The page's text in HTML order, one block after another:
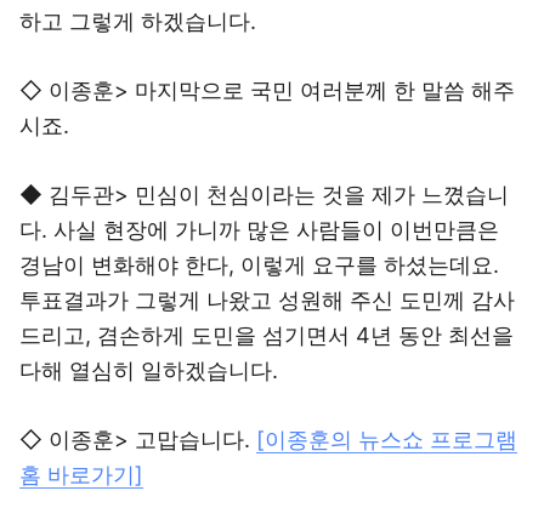
하고 그렇게 하겠습니다.
◇ 이종훈> 마지막으로 국민 여러분께 한 말씀 해주
시죠.
◆ 김두관> 민심이 천심이라는 것을 제가 느꼈습니
다. 사실 현장에 가니까 많은 사람들이 이번만큼은
경남이 변화해야 한다, 이렇게 요구를 하셨는데요.
투표결과가 그렇게 나왔고 성원해 주신 도민께 감사
드리고, 겸손하게 도민을 섬기면서 4년 동안 최선을
다해 열심히 일하겠습니다.
◇ 이종훈> 고맙습니다. [이종훈의 뉴스쇼 프로그램
홈 바로가기]